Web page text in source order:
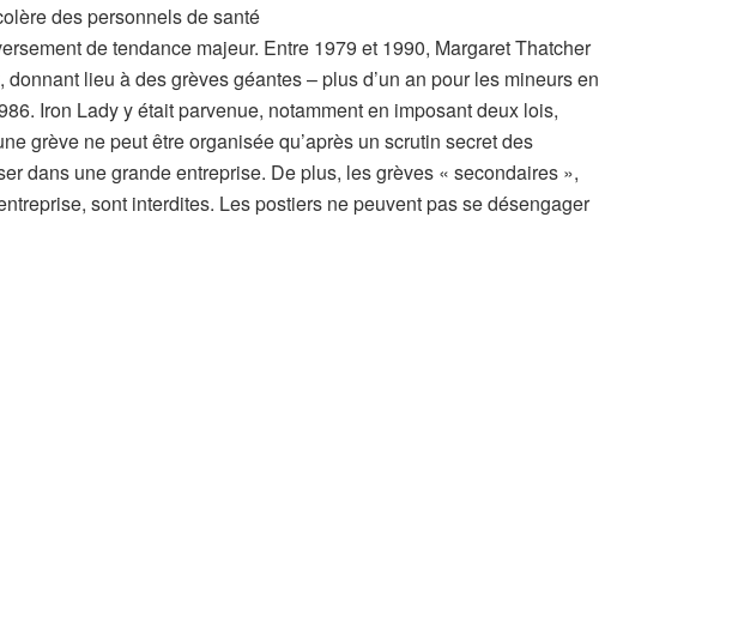
des personnels de santé
de tendance majeur. Entre 1979 et 1990, Margaret Thatcher
lieu à des grèves géantes – plus d’un an pour les mineurs en
Iron Lady y était parvenue, notamment en imposant deux lois,
grève ne peut être organisée qu’après un scrutin secret des
dans une grande entreprise. De plus, les grèves « secondaires »,
sont interdites. Les postiers ne peuvent pas se désengager